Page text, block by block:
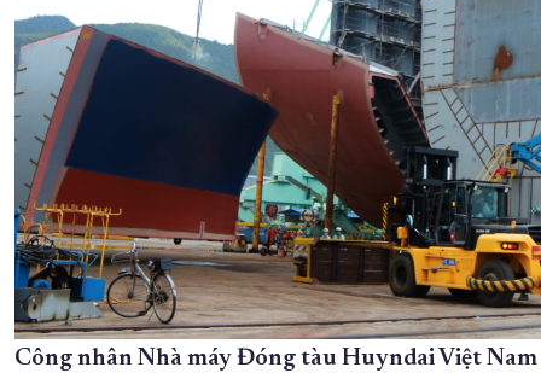
Công nhân Nhà máy Đóng tàu Huyndai Việt Nam